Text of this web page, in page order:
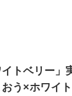
トベリー」
う×ホワイ